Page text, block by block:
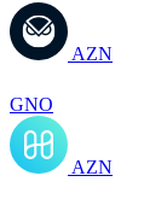
AZN
GNO
AZN